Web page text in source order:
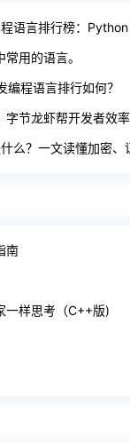
言排行榜：Python 即
用的语言。
编程语言排行如何？
字节龙虾帮开发者效
？一文读懂加密、证书
南
一样思考（C++版)